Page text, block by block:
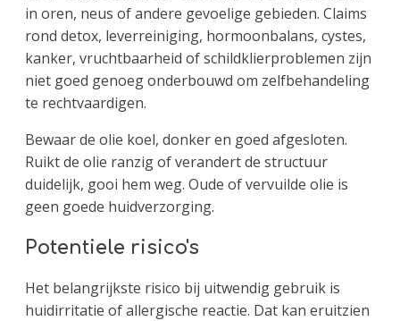
in oren, neus of andere gevoelige gebieden. Claims
rond detox, leverreiniging, hormoonbalans, cystes,
kanker, vruchtbaarheid of schildklierproblemen zijn
niet goed genoeg onderbouwd om zelfbehandeling
te rechtvaardigen.
Bewaar de olie koel, donker en goed afgesloten.
Ruikt de olie ranzig of verandert de structuur
duidelijk, gooi hem weg. Oude of vervuilde olie is
geen goede huidverzorging.
Potentiele risico's
Het belangrijkste risico bij uitwendig gebruik is
huidirritatie of allergische reactie. Dat kan eruitzien